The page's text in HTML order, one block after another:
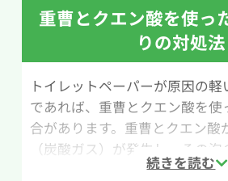
重曹とクエン酸を使っ
りの対処法
トイレットペーパーが原因の軽
であれば、重曹とクエン酸を使
合があります。重曹とクエン酸
（炭酸ガス）が発生し、その
原因をほぐして流れやすくする